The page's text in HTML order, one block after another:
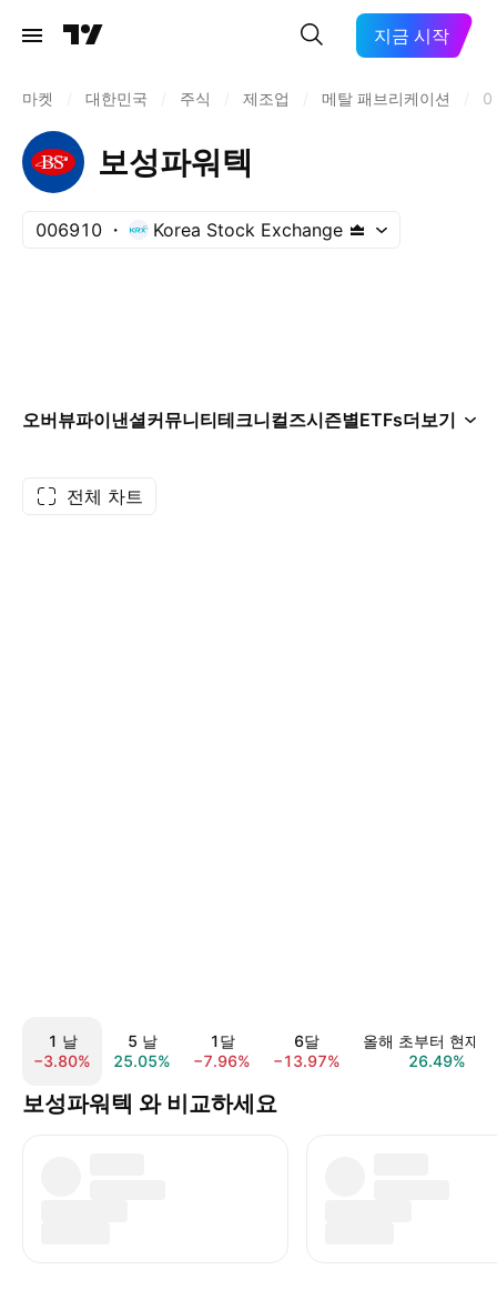
지금 시작
마켓 대한민국 주식 제조업 메탈 패브리케이션
보성파워텍
006910 Korea Stock Exchange
오버뷰파이낸셜커뮤니티테크니컬즈시즌별ETFs더보기
전체 차트
1 날
−3.80%
5 날
25.05%
1달
−7.96%
6달
−13.97%
올해 초부터 현재
26.49%
보성파워텍 와 비교하세요